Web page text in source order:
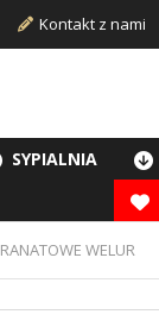
Kontakt z nami
SYPIALNIA
WELUR